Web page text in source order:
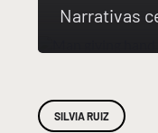
Narrativas
SILVIA RUIZ